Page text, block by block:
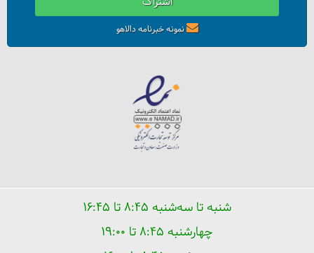
نمونه خبرنامه دالاهو
شنبه تا سه‌شنبه ۸:۴۵ تا ۱۶:۴۵
چهارشنبه ۸:۴۵ تا ۱۹:۰۰